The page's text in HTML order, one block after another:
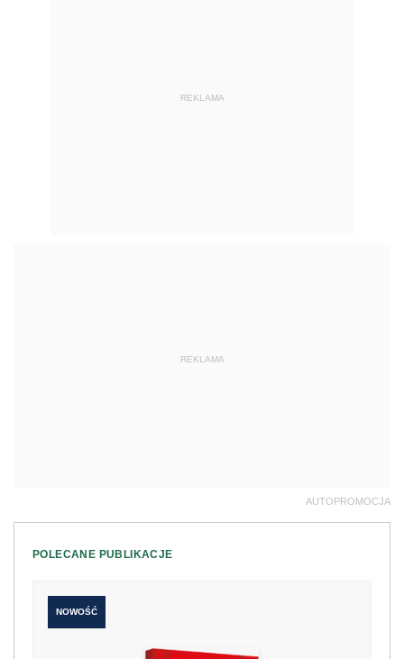
REKLAMA
REKLAMA
AUTOPROMOCJA
POLECANE PUBLIKACJE
NOWOŚĆ